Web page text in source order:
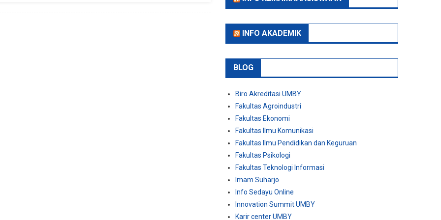
INFO AKADEMIK
BLOG
Biro Akreditasi UMBY
Fakultas Agroindustri
Fakultas Ekonomi
Fakultas Ilmu Komunikasi
Fakultas Ilmu Pendidikan dan Keguruan
Fakultas Psikologi
Fakultas Teknologi Informasi
Imam Suharjo
Info Sedayu Online
Innovation Summit UMBY
Karir center UMBY